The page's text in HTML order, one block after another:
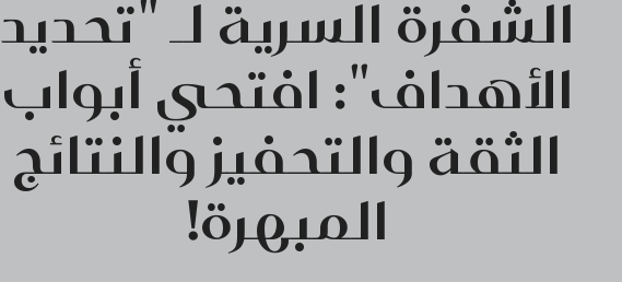
الشفرة السرية لـ "تحديد
الأهداف": افتحي أبواب
الثقة والتحفيز والنتائج
المبهرة!